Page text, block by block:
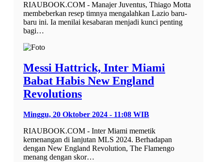
RIAUBOOK.COM - Manajer Juventus, Thiago Motta
membeberkan resep timnya mengalahkan Lazio baru-
baru ini. Ia menilai kesabaran menjadi kunci penting
bagi…
Messi Hattrick, Inter Miami
Babat Habis New England
Revolutions
Minggu, 20 Oktober 2024 - 11:08 WIB
RIAUBOOK.COM - Inter Miami memetik
kemenangan di lanjutan MLS 2024. Berhadapan
dengan New England Revolution, The Flamengo
menang dengan skor…